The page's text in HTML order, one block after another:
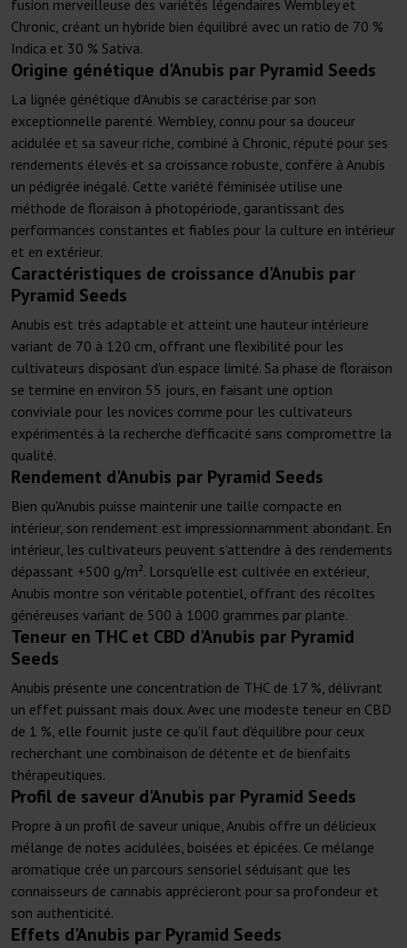
fusion merveilleuse des variétés légendaires Wembley et
Chronic, créant un hybride bien équilibré avec un ratio de 70 %
Indica et 30 % Sativa.
Origine génétique d'Anubis par Pyramid Seeds
La lignée génétique d'Anubis se caractérise par son
exceptionnelle parenté. Wembley, connu pour sa douceur
acidulée et sa saveur riche, combiné à Chronic, réputé pour ses
rendements élevés et sa croissance robuste, confère à Anubis
un pédigrée inégalé. Cette variété féminisée utilise une
méthode de floraison à photopériode, garantissant des
performances constantes et fiables pour la culture en intérieur
et en extérieur.
Caractéristiques de croissance d'Anubis par
Pyramid Seeds
Anubis est très adaptable et atteint une hauteur intérieure
variant de 70 à 120 cm, offrant une flexibilité pour les
cultivateurs disposant d'un espace limité. Sa phase de floraison
se termine en environ 55 jours, en faisant une option
conviviale pour les novices comme pour les cultivateurs
expérimentés à la recherche d'efficacité sans compromettre la
qualité.
Rendement d'Anubis par Pyramid Seeds
Bien qu'Anubis puisse maintenir une taille compacte en
intérieur, son rendement est impressionnamment abondant. En
intérieur, les cultivateurs peuvent s'attendre à des rendements
dépassant +500 g/m². Lorsqu'elle est cultivée en extérieur,
Anubis montre son véritable potentiel, offrant des récoltes
généreuses variant de 500 à 1000 grammes par plante.
Teneur en THC et CBD d'Anubis par Pyramid
Seeds
Anubis présente une concentration de THC de 17 %, délivrant
un effet puissant mais doux. Avec une modeste teneur en CBD
de 1 %, elle fournit juste ce qu'il faut d'équilibre pour ceux
recherchant une combinaison de détente et de bienfaits
thérapeutiques.
Profil de saveur d'Anubis par Pyramid Seeds
Propre à un profil de saveur unique, Anubis offre un délicieux
mélange de notes acidulées, boisées et épicées. Ce mélange
aromatique crée un parcours sensoriel séduisant que les
connaisseurs de cannabis apprécieront pour sa profondeur et
son authenticité.
Effets d'Anubis par Pyramid Seeds